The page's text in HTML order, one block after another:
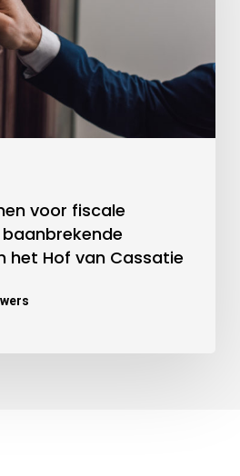
voor fiscale
het Hof van Cassatie